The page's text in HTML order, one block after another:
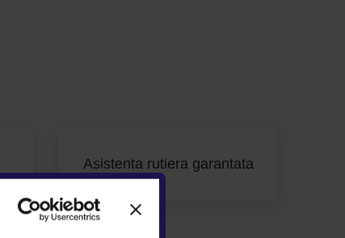
Asistenta rutiera garantata